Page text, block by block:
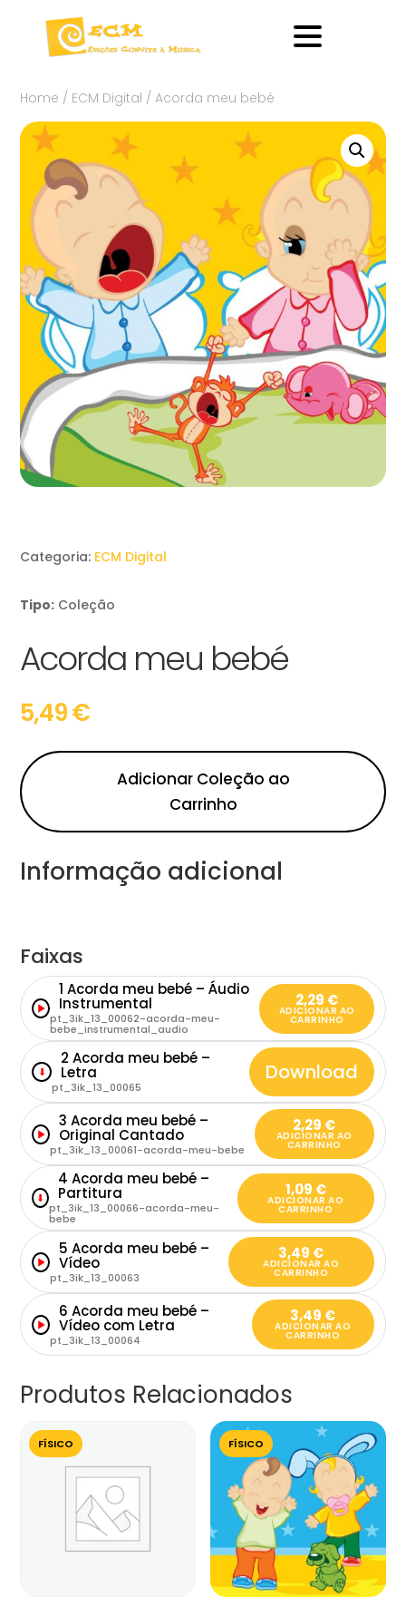
Home / ECM Digital / Acorda meu bebé
Categoria: ECM Digital
Tipo: Coleção
Acorda meu bebé
5,49€
Adicionar Coleção ao
Carrinho
Informação adicional
Faixas
1 Acorda meu bebé – Áudio
Instrumental
pt_3ik_13_00062-acorda-meu-
bebe_instrumental_audio
2,29 €
ADICIONAR AO
CARRINHO
⬇
2 Acorda meu bebé –
Letra
pt_3ik_13_00065
Download
3 Acorda meu bebé –
Original Cantado
pt_3ik_13_00061-acorda-meu-bebe
2,29 €
ADICIONAR AO
CARRINHO
⬇
4 Acorda meu bebé –
Partitura
pt_3ik_13_00066-acorda-meu-
bebe
1,09 €
ADICIONAR AO
CARRINHO
5 Acorda meu bebé –
Vídeo
pt_3ik_13_00063
3,49 €
ADICIONAR AO
CARRINHO
6 Acorda meu bebé –
Vídeo com Letra
pt_3ik_13_00064
3,49 €
ADICIONAR AO
CARRINHO
Produtos Relacionados
FÍSICO FÍSICO